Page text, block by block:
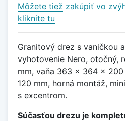
Môžete tiež zakúpiť vo
kliknite tu
Granitový drez s vaničkou
vyhotovenie Nero, otočný,
mm, vaňa 363 x 364 x
120 mm, horná montáž,
s excentrom.
Súčasťou drezu je